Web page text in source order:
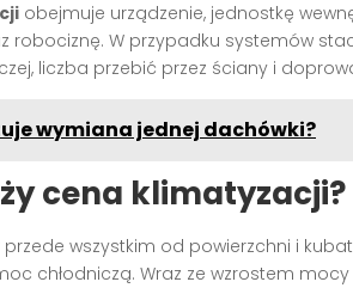
obejmuje urządzenie, jednostkę
robociznę. W przypadku systemów
liczba przebić przez ściany i
wymiana jednej dachówki?
cena klimatyzacji?
przede wszystkim od powierzchni i
chłodniczą. Wraz ze wzrostem